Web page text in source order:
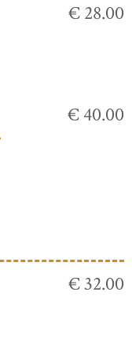
€ 28.00
€ 40.00
€ 32.00